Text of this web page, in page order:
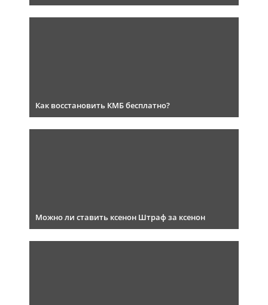
Как восстановить КМБ бесплатно?
Можно ли ставить ксенон Штраф за ксенон